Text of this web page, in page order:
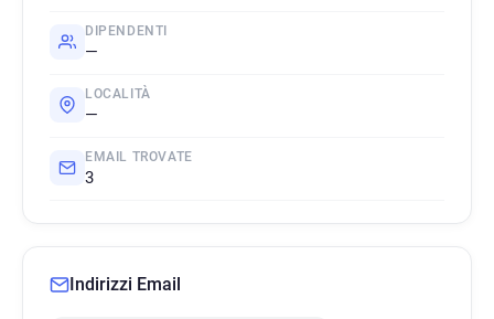
DIPENDENTI
—
LOCALITÀ
—
EMAIL TROVATE
3
Indirizzi Email